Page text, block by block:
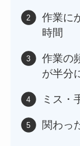
作業に
時間
作業の
が半分
ミス・
関わっ